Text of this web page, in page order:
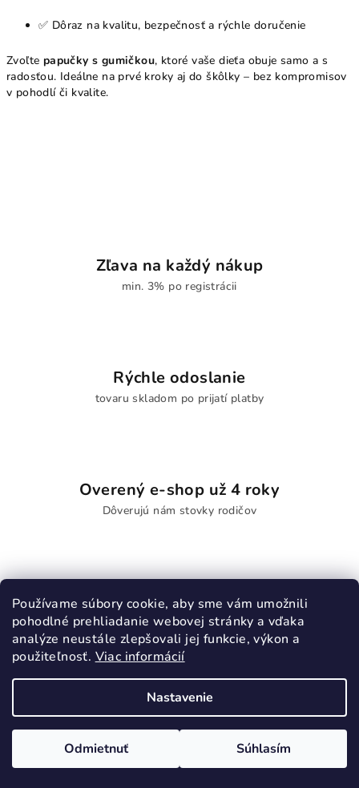
Používame súbory cookie, aby sme vám umožnili
pohodlné prehliadanie webovej stránky a vďaka
analýze neustále zlepšovali jej funkcie, výkon a
použiteľnosť. Viac informácií
Nastavenie
Odmietnuť Súhlasím
✅ Dôraz na kvalitu, bezpečnosť a rýchle doručenie
Zvoľte papučky s gumičkou, ktoré vaše dieťa obuje samo a s
radosťou. Ideálne na prvé kroky aj do škôlky – bez kompromisov
v pohodlí či kvalite.
Zľava na každý nákup
min. 3% po registrácii
Rýchle odoslanie
tovaru skladom po prijatí platby
Overený e-shop už 4 roky
Dôverujú nám stovky rodičov
Doprava ZADARMO
pri nákupe nad 70 €
Odoberať newsletter